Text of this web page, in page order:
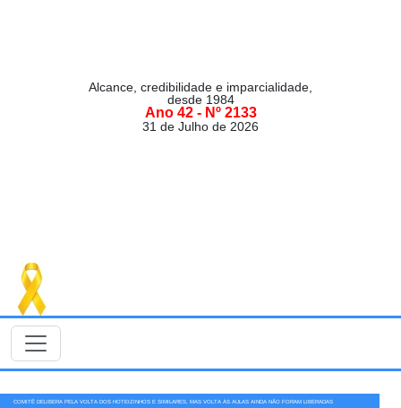
Alcance, credibilidade e imparcialidade,
desde 1984
Ano 42 - Nº 2133
31 de Julho de 2026
COMITÊ DELIBERA PELA VOLTA DOS HOTEIZINHOS E SIMILARES, MAS VOLTA ÀS AULAS AINDA NÃO FORAM LIBERADAS